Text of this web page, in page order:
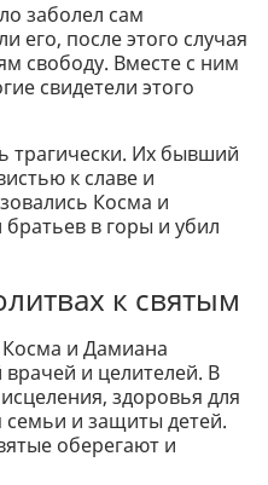
заболел сам
его, после этого случая
свободу. Вместе с ним
свидетели этого
трагически. Их бывший
к славе и
Косма и
в горы и убил
к святым
и Дамиана
и целителей. В
здоровья для
семьи и защиты детей.
оберегают и